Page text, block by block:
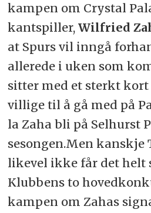
kampen om Crystal
kantspiller,Wilfried
at Spurs vil inngå
allerede i uken som
sitter med et sterkt kort
villige til å gå med på
la Zaha bli på Selhurst
sesongen.Men kanskje
likevel ikke får det helt
Klubbens to
kampen om Zahas